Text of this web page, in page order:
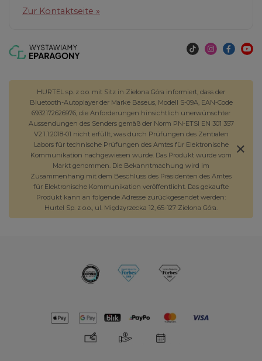
Zur Kontaktseite »
HURTEL sp. z o.o. mit Sitz in Zielona Góra informiert, dass der
Bluetooth-Autoplayer der Marke Baseus, Modell S-09A, EAN-Code
6932172626976, die Anforderungen hinsichtlich unerwünschter
Aussendungen des Senders gemäß der Norm PN-ETSI EN 301 357
V2.1.1:2018-01 nicht erfüllt, was durch Prüfungen des Zentralen
Labors für technische Prüfungen des Amtes für Elektronische
Kommunikation nachgewiesen wurde. Das Produkt wurde vom
Markt genommen. Die Bekanntmachung wird im
Zusammenhang mit dem Beschluss des Präsidenten des Amtes
für Elektronische Kommunikation veröffentlicht. Das gekaufte
Produkt kann an folgende Adresse zurückgesendet werden:
Hurtel Sp. z o.o., ul. Międzyrzecka 12, 65-127 Zielona Góra.